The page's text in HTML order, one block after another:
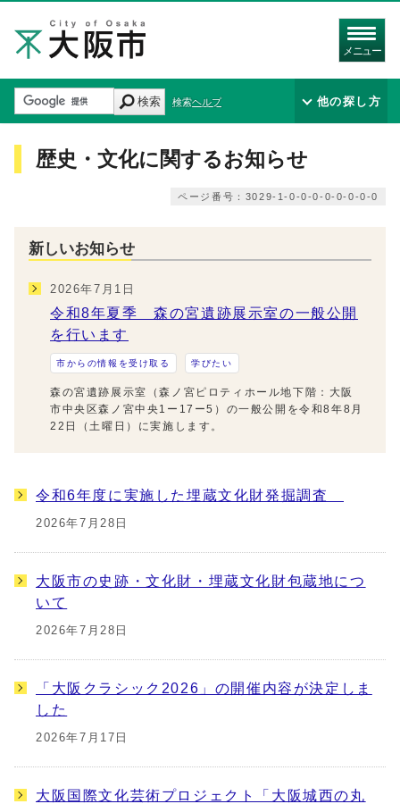
メニュー
検索 検索ヘルプ 他の探し方
歴史・文化に関するお知らせ
ページ番号：3029-1-0-0-0-0-0-0-0-0
新しいお知らせ
2026年7月1日
令和8年夏季 森の宮遺跡展示室の一般公開
を行います
市からの情報を受け取る 学びたい
森の宮遺跡展示室（森ノ宮ピロティホール地下階：大阪
市中央区森ノ宮中央1ー17ー5）の一般公開を令和8年8月
22日（土曜日）に実施します。
令和6年度に実施した埋蔵文化財発掘調査
2026年7月28日
大阪市の史跡・文化財・埋蔵文化財包蔵地につ
いて
2026年7月28日
「大阪クラシック2026」の開催内容が決定しま
した
2026年7月17日
大阪国際文化芸術プロジェクト「大阪城西の丸